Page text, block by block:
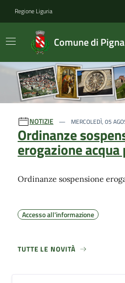
Regione Liguria
Comune di Pigna
Ultime notizie
NOTIZIE MERCOLEDÌ, 05
Ordinanze
erogazione
Ordinanze sospensione
Accesso all'informazione
TUTTE LE NOVITÀ